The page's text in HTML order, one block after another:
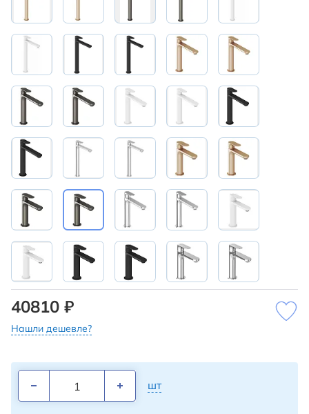
40810 ₽
Нашли дешевле?
шт